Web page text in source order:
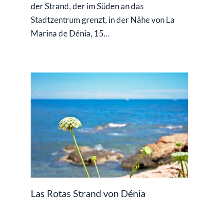
der Strand, der im Süden an das
Stadtzentrum grenzt, in der Nähe von La
Marina de Dénia, 15…
Las Rotas Strand von Dénia